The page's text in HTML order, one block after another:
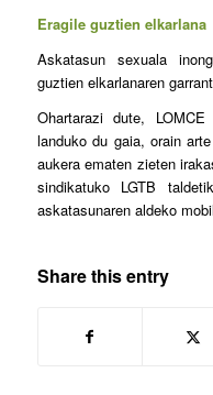
Eragile guztien elkarlana
Askatasun sexuala
guztien elkarlanaren
Ohartarazi dute,
landuko du gaia, orain
aukera ematen zieten
sindikatuko LGTB
askatasunaren aldeko
Share this entry